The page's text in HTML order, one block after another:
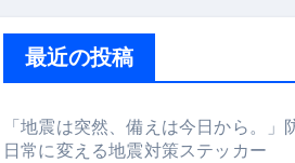
最近の投稿
「地震は突然、備えは今日から。」
日常に変える地震対策ステッカー